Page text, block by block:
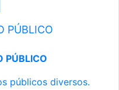
PÚBLICO
PÚBLICO
públicos diversos.